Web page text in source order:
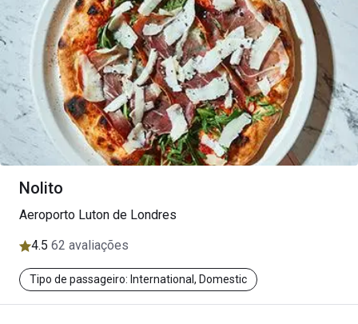
Nolito
Aeroporto Luton de Londres
4.5 62 avaliações
Tipo de passageiro: International, Domestic